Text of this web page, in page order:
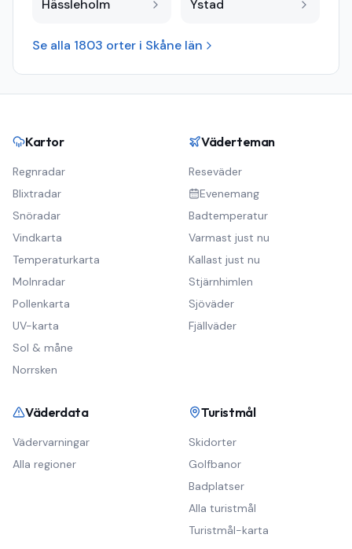
Hässleholm Ystad
Se alla 1803 orter i Skåne län
Kartor
Regnradar
Blixtradar
Snöradar
Vindkarta
Temperaturkarta
Molnradar
Pollenkarta
UV-karta
Sol & måne
Norrsken
Väderteman
Reseväder
Evenemang
Badtemperatur
Varmast just nu
Kallast just nu
Stjärnhimlen
Sjöväder
Fjällväder
Väderdata
Vädervarningar
Alla regioner
Turistmål
Skidorter
Golfbanor
Badplatser
Alla turistmål
Turistmål-karta